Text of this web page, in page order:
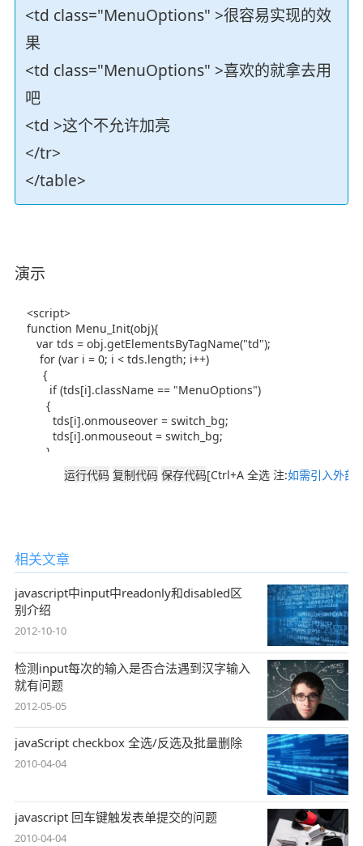
<td class="MenuOptions" >很容易实现的效
果
<td class="MenuOptions" >喜欢的就拿去用
吧
<td >这个不允许加亮
</tr>
</table>
演示
[Ctrl+A 全选 注:如需引入外部
相关文章
javascript中input中readonly和disabled区
别介绍
2012-10-10
检测input每次的输入是否合法遇到汉字输入
就有问题
2012-05-05
javaScript checkbox 全选/反选及批量删除
2010-04-04
javascript 回车键触发表单提交的问题
2010-04-04